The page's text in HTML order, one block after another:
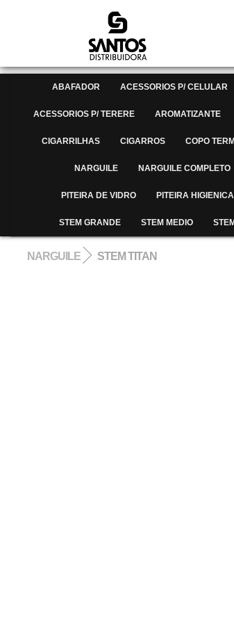
ABAFADOR ACESSORIOS P/ CELULAR
ACESSORIOS P/ TERERE AROMATIZANTE
CIGARRILHAS CIGARROS COPO
NARGUILE NARGUILE COMPLETO
PITEIRA DE VIDRO PITEIRA HIGIENICA
STEM GRANDE STEM MEDIO
NARGUILE STEM TITAN